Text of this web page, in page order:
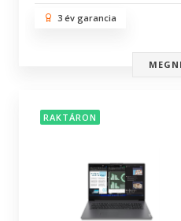
3 év garancia
RAKTÁRON